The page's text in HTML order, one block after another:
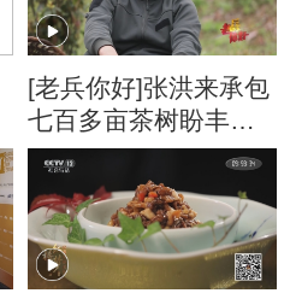
[老兵你好]张洪来承包
七百多亩茶树盼丰收
不料茶叶检测不合格
陷绝境